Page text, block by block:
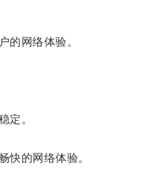
网络体验。
定。
的网络体验。